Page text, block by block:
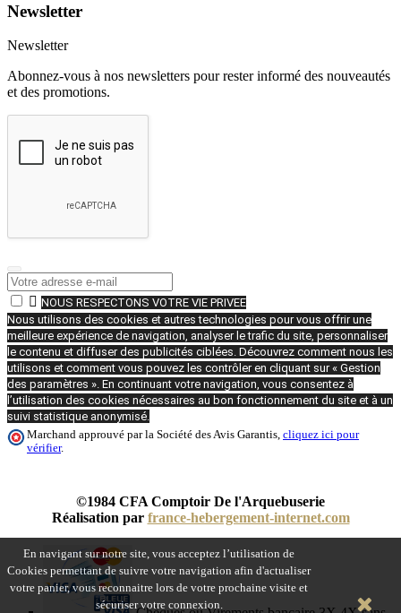
En navigant sur notre site, vous acceptez l’utilisation de
Cookies permettant de suivre votre navigation afin d'actualiser
votre panier, vous reconnaitre lors de votre prochaine visite et
sécuriser votre connexion.
Newsletter
Newsletter
Abonnez-vous à nos newsletters pour rester informé des nouveautés
et des promotions.
 NOUS RESPECTONS VOTRE VIE PRIVEE
Nous utilisons des cookies et autres technologies pour vous offrir une
meilleure expérience de navigation, analyser le trafic du site, personnaliser
le contenu et diffuser des publicités ciblées. Découvrez comment nous les
utilisons et comment vous pouvez les contrôler en cliquant sur « Gestion
des paramètres ». En continuant votre navigation, vous consentez à
l’utilisation des cookies nécessaires au bon fonctionnement du site et à un
suivi statistique anonymisé.
Marchand approuvé par la Société des Avis Garantis, cliquez ici pour
vérifier.
©1984 CFA Comptoir De l'Arquebuserie
Réalisation par france-hebergement-internet.com